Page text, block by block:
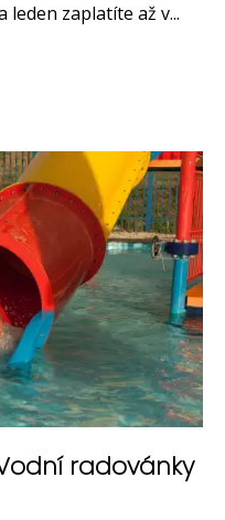
zaplatíte až v...
radovánky